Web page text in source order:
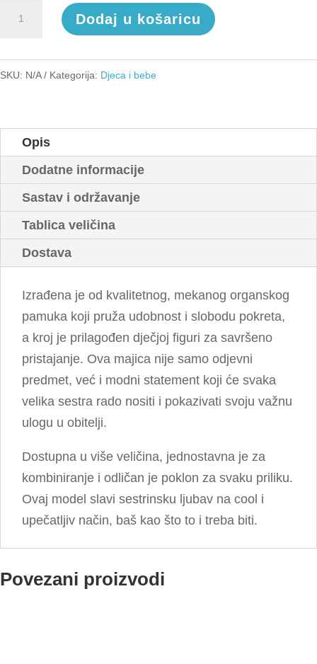
Dodaj u košaricu
SKU: N/A Kategorija: Djeca i bebe
Opis
Dodatne informacije
Sastav i održavanje
Tablica veličina
Dostava
Izrađena je od kvalitetnog, mekanog organskog
pamuka koji pruža udobnost i slobodu pokreta,
a kroj je prilagođen dječjoj figuri za savršeno
pristajanje. Ova majica nije samo odjevni
predmet, već i modni statement koji će svaka
velika sestra rado nositi i pokazivati svoju važnu
ulogu u obitelji.
Dostupna u više veličina, jednostavna je za
kombiniranje i odličan je poklon za svaku priliku.
Ovaj model slavi sestrinsku ljubav na cool i
upečatljiv način, baš kao što to i treba biti.
Povezani proizvodi